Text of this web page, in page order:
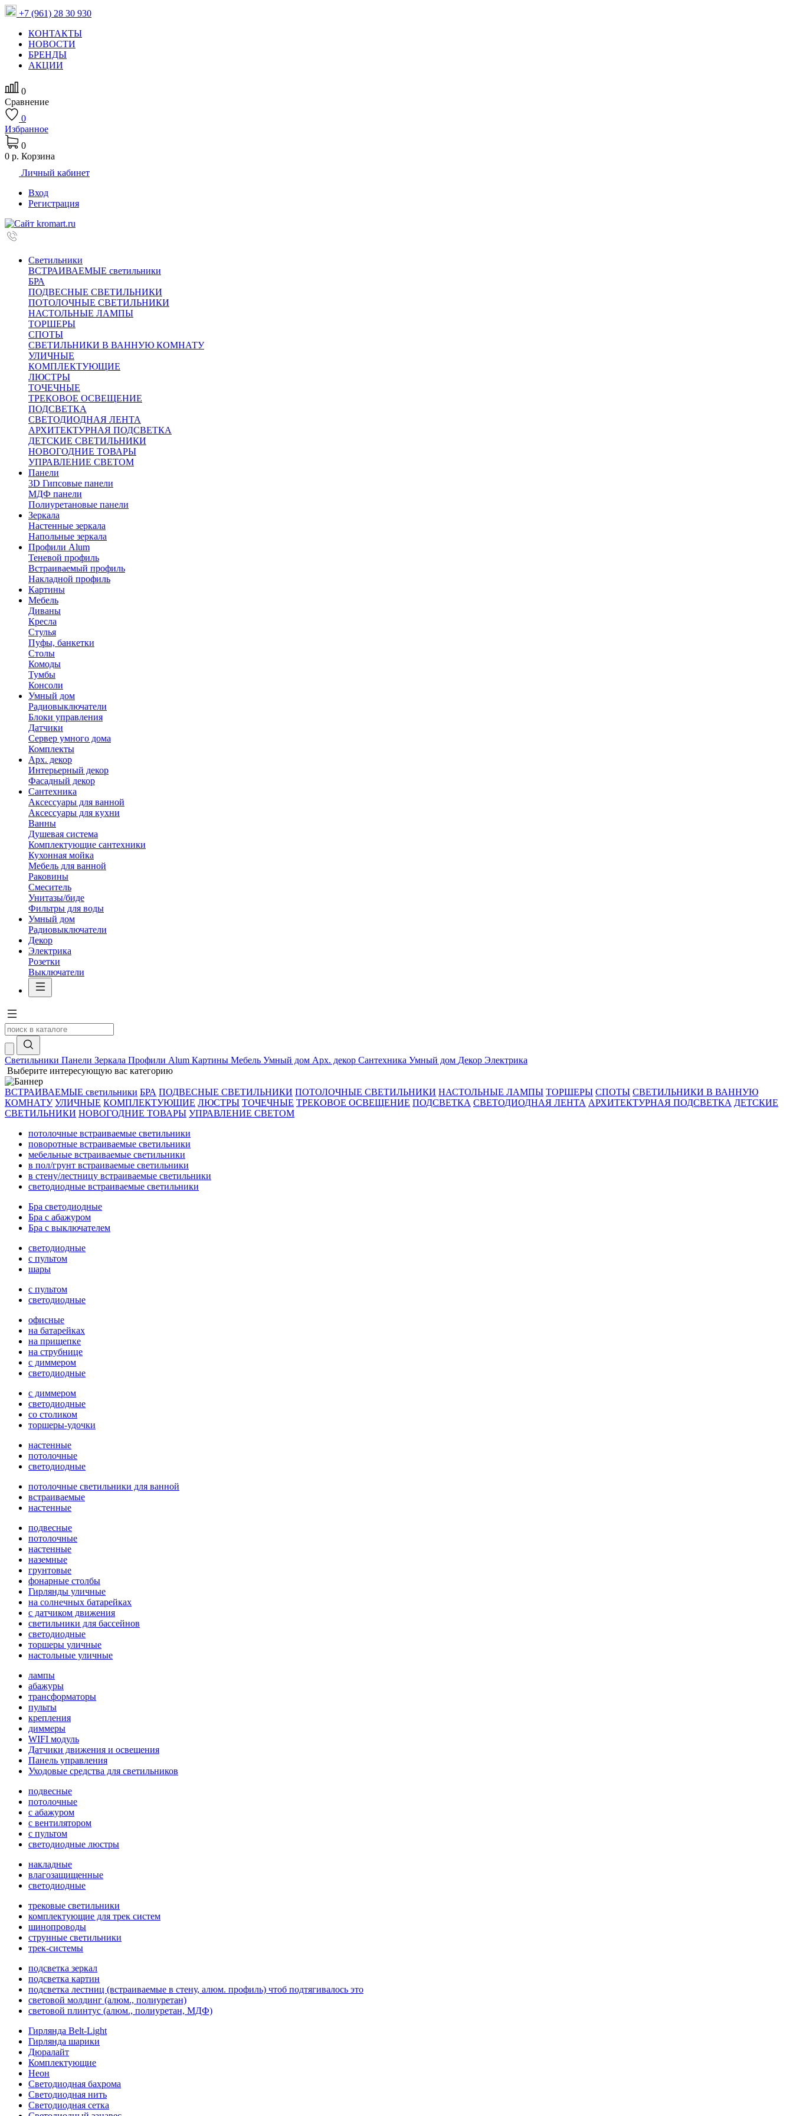
+7 (961) 28 30 930
КОНТАКТЫ
НОВОСТИ
БРЕНДЫ
АКЦИИ
0
Сравнение
0
Избранное
0
0 р. Корзина
Личный кабинет
Вход
Регистрация
Светильники
ВСТРАИВАЕМЫЕ светильники
БРА
ПОДВЕСНЫЕ СВЕТИЛЬНИКИ
ПОТОЛОЧНЫЕ СВЕТИЛЬНИКИ
НАСТОЛЬНЫЕ ЛАМПЫ
ТОРШЕРЫ
СПОТЫ
СВЕТИЛЬНИКИ В ВАННУЮ КОМНАТУ
УЛИЧНЫЕ
КОМПЛЕКТУЮЩИЕ
ЛЮСТРЫ
ТОЧЕЧНЫЕ
ТРЕКОВОЕ ОСВЕЩЕНИЕ
ПОДСВЕТКА
СВЕТОДИОДНАЯ ЛЕНТА
АРХИТЕКТУРНАЯ ПОДСВЕТКА
ДЕТСКИЕ СВЕТИЛЬНИКИ
НОВОГОДНИЕ ТОВАРЫ
УПРАВЛЕНИЕ СВЕТОМ
Панели
3D Гипсовые панели
МДФ панели
Полиуретановые панели
Зеркала
Настенные зеркала
Напольные зеркала
Профили Alum
Теневой профиль
Встраиваемый профиль
Накладной профиль
Картины
Мебель
Диваны
Кресла
Стулья
Пуфы, банкетки
Столы
Комоды
Тумбы
Консоли
Умный дом
Радиовыключатели
Блоки управления
Датчики
Сервер умного дома
Комплекты
Арх. декор
Интерьерный декор
Фасадный декор
Сантехника
Аксессуары для ванной
Аксессуары для кухни
Ванны
Душевая система
Комплектующие сантехники
Кухонная мойка
Мебель для ванной
Раковины
Смеситель
Унитазы/биде
Фильтры для воды
Умный дом
Радиовыключатели
Декор
Электрика
Розетки
Выключатели
Светильники Панели Зеркала Профили Alum Картины Мебель Умный дом Арх. декор Сантехника Умный дом Декор Электрика
Выберите интересующую вас категорию
ВСТРАИВАЕМЫЕ светильники БРА ПОДВЕСНЫЕ СВЕТИЛЬНИКИ ПОТОЛОЧНЫЕ СВЕТИЛЬНИКИ НАСТОЛЬНЫЕ ЛАМПЫ ТОРШЕРЫ СПОТЫ СВЕТИЛЬНИКИ В ВАННУЮ
КОМНАТУ УЛИЧНЫЕ КОМПЛЕКТУЮЩИЕ ЛЮСТРЫ ТОЧЕЧНЫЕ ТРЕКОВОЕ ОСВЕЩЕНИЕ ПОДСВЕТКА СВЕТОДИОДНАЯ ЛЕНТА АРХИТЕКТУРНАЯ ПОДСВЕТКА ДЕТСКИЕ
СВЕТИЛЬНИКИ НОВОГОДНИЕ ТОВАРЫ УПРАВЛЕНИЕ СВЕТОМ
потолочные встраиваемые светильники
поворотные встраиваемые светильники
мебельные встраиваемые светильники
в пол/грунт встраиваемые светильники
в стену/лестницу встраиваемые светильники
светодиодные встраиваемые светильники
Бра светодиодные
Бра с абажуром
Бра с выключателем
светодиодные
с пультом
шары
с пультом
светодиодные
офисные
на батарейках
на прищепке
на струбнице
с диммером
светодиодные
с диммером
светодиодные
со столиком
торшеры-удочки
настенные
потолочные
светодиодные
потолочные светильники для ванной
встраиваемые
настенные
подвесные
потолочные
настенные
наземные
грунтовые
фонарные столбы
Гирлянды уличные
на солнечных батарейках
с датчиком движения
светильники для бассейнов
светодиодные
торшеры уличные
настольные уличные
лампы
абажуры
трансформаторы
пульты
крепления
диммеры
WIFI модуль
Датчики движения и освещения
Панель управления
Уходовые средства для светильников
подвесные
потолочные
с абажуром
с вентилятором
с пультом
светодиодные люстры
накладные
влагозащищенные
светодиодные
трековые светильники
комплектующие для трек систем
шинопроводы
струнные светильники
трек-системы
подсветка зеркал
подсветка картин
подсветка лестниц (встраиваемые в стену, алюм. профиль) чтоб подтягивалось это
световой молдинг (алюм., полиуретан)
световой плинтус (алюм., полиуретан, МДФ)
Гирлянда Belt-Light
Гирлянда шарики
Дюралайт
Комплектующие
Неон
Светодиодная бахрома
Светодиодная нить
Светодиодная сетка